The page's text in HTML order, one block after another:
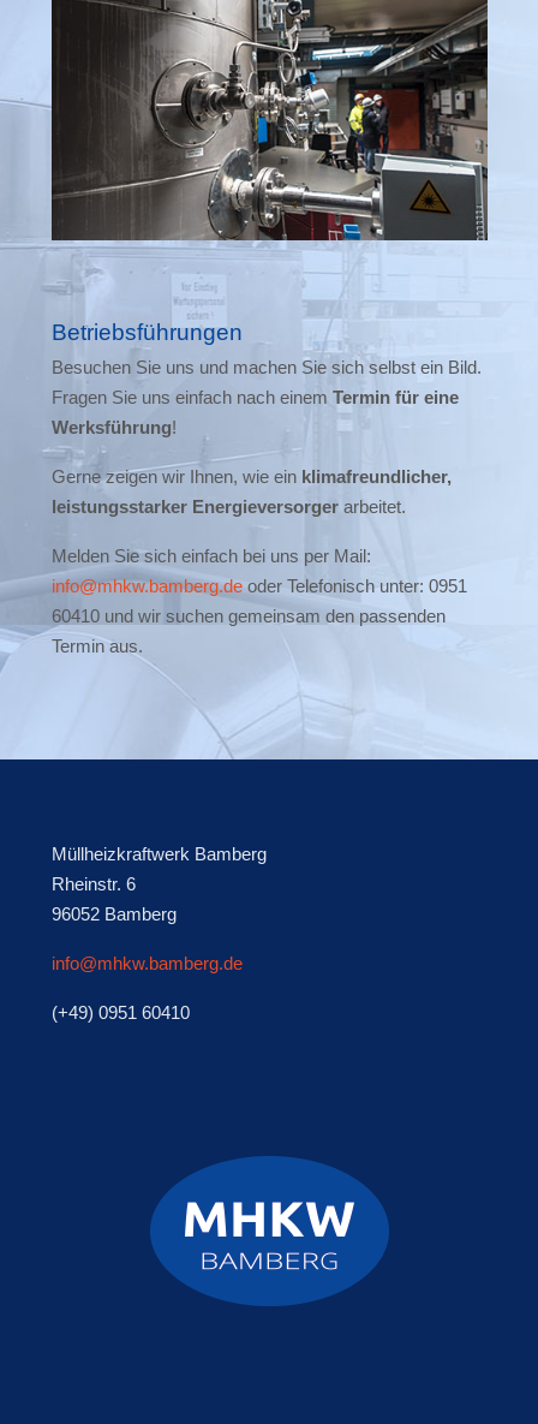
Betriebsführungen
Besuchen Sie uns und machen Sie sich selbst ein Bild.
Fragen Sie uns einfach nach einem Termin für eine
Werksführung!
Gerne zeigen wir Ihnen, wie ein klimafreundlicher,
leistungsstarker Energieversorgerarbeitet.
Melden Sie sich einfach bei uns per Mail:
info@mhkw.bamberg.deoder Telefonisch unter: 0951
60410 und wir suchen gemeinsam den passenden
Termin aus.
Müllheizkraftwerk Bamberg
Rheinstr. 6
96052 Bamberg
info@mhkw.bamberg.de
(+49) 0951 60410